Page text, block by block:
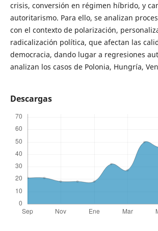
crisis, conversión en régimen híbrido, y
autoritarismo. Para ello, se analizan
con el contexto de polarización,
radicalización política, que afectan las
democracia, dando lugar a regresiones
analizan los casos de Polonia, Hungría,
Descargas